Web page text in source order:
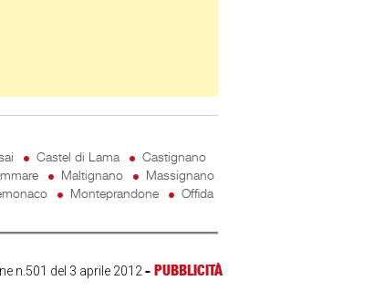
Castel di Lama
Castignano
Maltignano
Massignano
Monteprandone
Offida
n.501 del 3 aprile 2012- PUBBLICITÀ